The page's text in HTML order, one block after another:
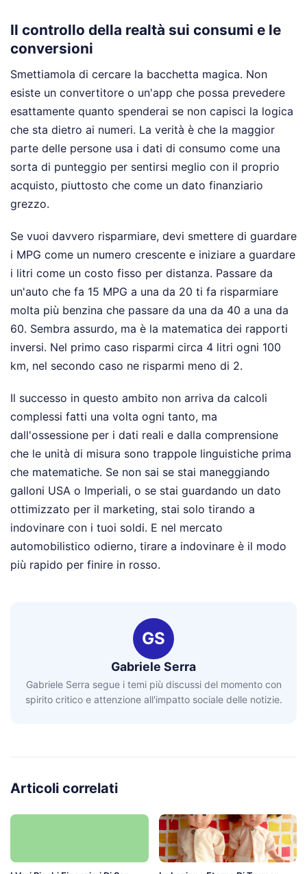
Il controllo della realtà sui consumi e le
conversioni
Smettiamola di cercare la bacchetta magica. Non
esiste un convertitore o un'app che possa prevedere
esattamente quanto spenderai se non capisci la logica
che sta dietro ai numeri. La verità è che la maggior
parte delle persone usa i dati di consumo come una
sorta di punteggio per sentirsi meglio con il proprio
acquisto, piuttosto che come un dato finanziario
grezzo.
Se vuoi davvero risparmiare, devi smettere di guardare
i MPG come un numero crescente e iniziare a guardare
i litri come un costo fisso per distanza. Passare da
un'auto che fa 15 MPG a una da 20 ti fa risparmiare
molta più benzina che passare da una da 40 a una da
60. Sembra assurdo, ma è la matematica dei rapporti
inversi. Nel primo caso risparmi circa 4 litri ogni 100
km, nel secondo caso ne risparmi meno di 2.
Il successo in questo ambito non arriva da calcoli
complessi fatti una volta ogni tanto, ma
dall'ossessione per i dati reali e dalla comprensione
che le unità di misura sono trappole linguistiche prima
che matematiche. Se non sai se stai maneggiando
galloni USA o Imperiali, o se stai guardando un dato
ottimizzato per il marketing, stai solo tirando a
indovinare con i tuoi soldi. E nel mercato
automobilistico odierno, tirare a indovinare è il modo
più rapido per finire in rosso.
GS
Gabriele Serra
Gabriele Serra segue i temi più discussi del momento con
spirito critico e attenzione all'impatto sociale delle notizie.
Articoli correlati